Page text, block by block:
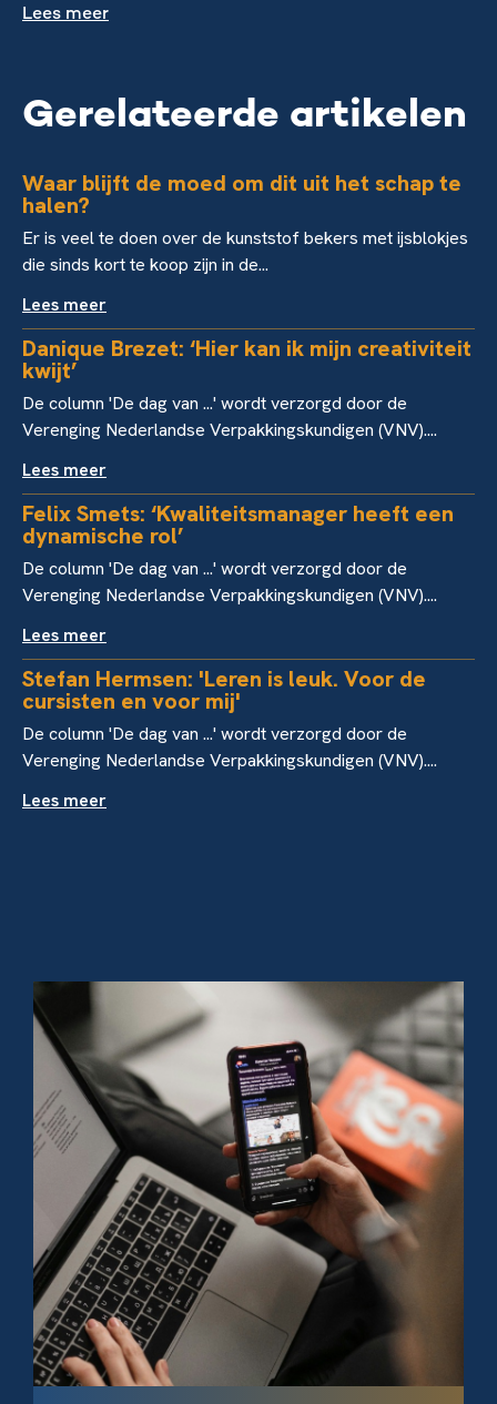
Lees meer
Gerelateerde artikelen
Waar blijft de moed om dit uit het schap te
halen?
Er is veel te doen over de kunststof bekers met ijsblokjes
die sinds kort te koop zijn in de...
Lees meer
Danique Brezet: ‘Hier kan ik mijn creativiteit
kwijt’
De column 'De dag van ...' wordt verzorgd door de
Verenging Nederlandse Verpakkingskundigen (VNV)....
Lees meer
Felix Smets: ‘Kwaliteitsmanager heeft een
dynamische rol’
De column 'De dag van ...' wordt verzorgd door de
Verenging Nederlandse Verpakkingskundigen (VNV)....
Lees meer
Stefan Hermsen: 'Leren is leuk. Voor de
cursisten en voor mij'
De column 'De dag van ...' wordt verzorgd door de
Verenging Nederlandse Verpakkingskundigen (VNV)....
Lees meer